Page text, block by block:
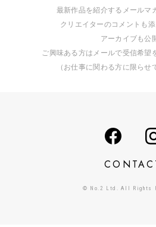
最新作品を紹介するメールマ
クリエイターのコメントも添
アーカイブも公
ご興味ある方はメールで受信希望
（お仕事に関わる方に限らせ
© No.2 Ltd. All Rights